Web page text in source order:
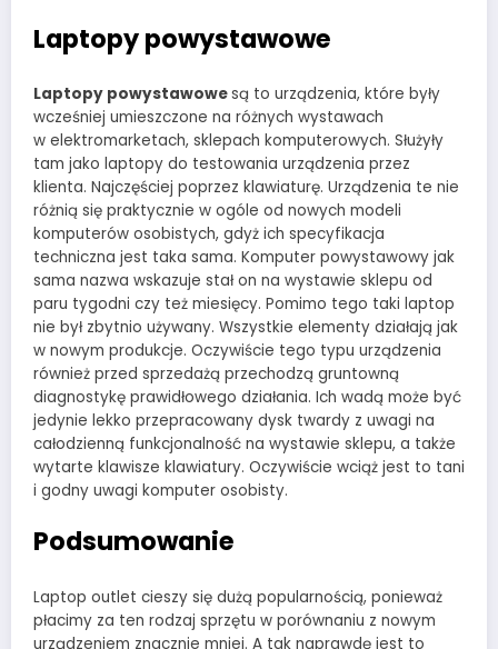
Laptopy powystawowe
Laptopy powystawowesą to urządzenia, które były
wcześniej umieszczone na różnych wystawach
w elektromarketach, sklepach komputerowych. Służyły
tam jako laptopy do testowania urządzenia przez
klienta. Najczęściej poprzez klawiaturę. Urządzenia te nie
różnią się praktycznie w ogóle od nowych modeli
komputerów osobistych, gdyż ich specyfikacja
techniczna jest taka sama. Komputer powystawowy jak
sama nazwa wskazuje stał on na wystawie sklepu od
paru tygodni czy też miesięcy. Pomimo tego taki laptop
nie był zbytnio używany. Wszystkie elementy działają jak
w nowym produkcje. Oczywiście tego typu urządzenia
również przed sprzedażą przechodzą gruntowną
diagnostykę prawidłowego działania. Ich wadą może być
jedynie lekko przepracowany dysk twardy z uwagi na
całodzienną funkcjonalność na wystawie sklepu, a także
wytarte klawisze klawiatury. Oczywiście wciąż jest to tani
i godny uwagi komputer osobisty.
Podsumowanie
Laptop outlet cieszy się dużą popularnością, ponieważ
płacimy za ten rodzaj sprzętu w porównaniu z nowym
urządzeniem znacznie mniej. A tak naprawdę jest to